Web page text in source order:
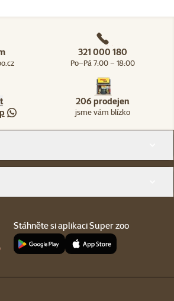
321 000 180
Po–Pá 7:00 – 18:00
206 prodejen
jsme vám blízko
Stáhněte si aplikaci Super zoo